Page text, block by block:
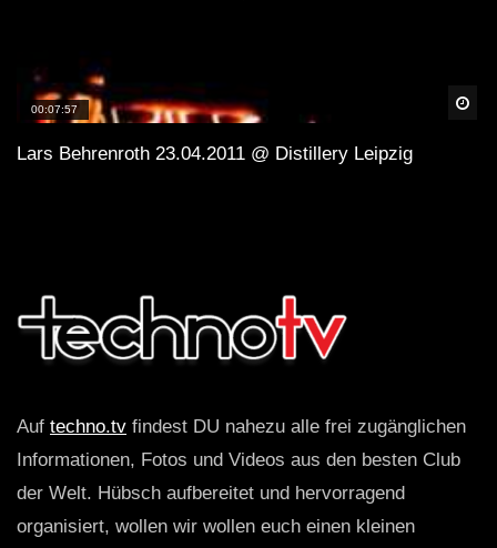
00:07:57
Lars Behrenroth 23.04.2011 @ Distillery Leipzig
Auf techno.tv findest DU nahezu alle frei zugänglichen
Informationen, Fotos und Videos aus den besten Club
der Welt. Hübsch aufbereitet und hervorragend
organisiert, wollen wir wollen euch einen kleinen